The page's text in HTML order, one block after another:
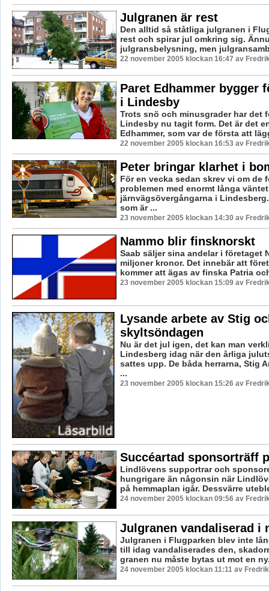
Julgranen är rest
Den alltid så ståtliga julgranen i
rest och spirar jul omkring sig.
julgransbelysning, men
22 november 2005 klockan 16:47 av
Paret Edhammer bygger
i Lindesby
Trots snö och minusgrader har det
Lindesby nu tagit form. Det är det
Edhammer, som var de första att
22 november 2005 klockan 16:53 av
Peter bringar klarhet i
För en vecka sedan skrev vi om de
problemen med enormt långa
järnvägsövergångarna i
som är ...
23 november 2005 klockan 14:30 av
Nammo blir finsknorskt
Saab säljer sina andelar i företaget
miljoner kronor. Det innebär att
kommer att ägas av finska Patria
23 november 2005 klockan 15:09 av
Lysande arbete av Stig
skyltsöndagen
Nu är det jul igen, det kan man
Lindesberg idag när den årliga
sattes upp. De båda herrarna, Stig
...
23 november 2005 klockan 15:26 av
Succéartad sponsorträff
Lindlövens supportrar och
hungrigare än någonsin när
på hemmaplan igår. Dessvärre
24 november 2005 klockan 09:56 av
Julgranen vandaliserad i
Julgranen i Flugparken blev inte
till idag vandaliserades den,
granen nu måste bytas ut mot en
24 november 2005 klockan 11:11 av